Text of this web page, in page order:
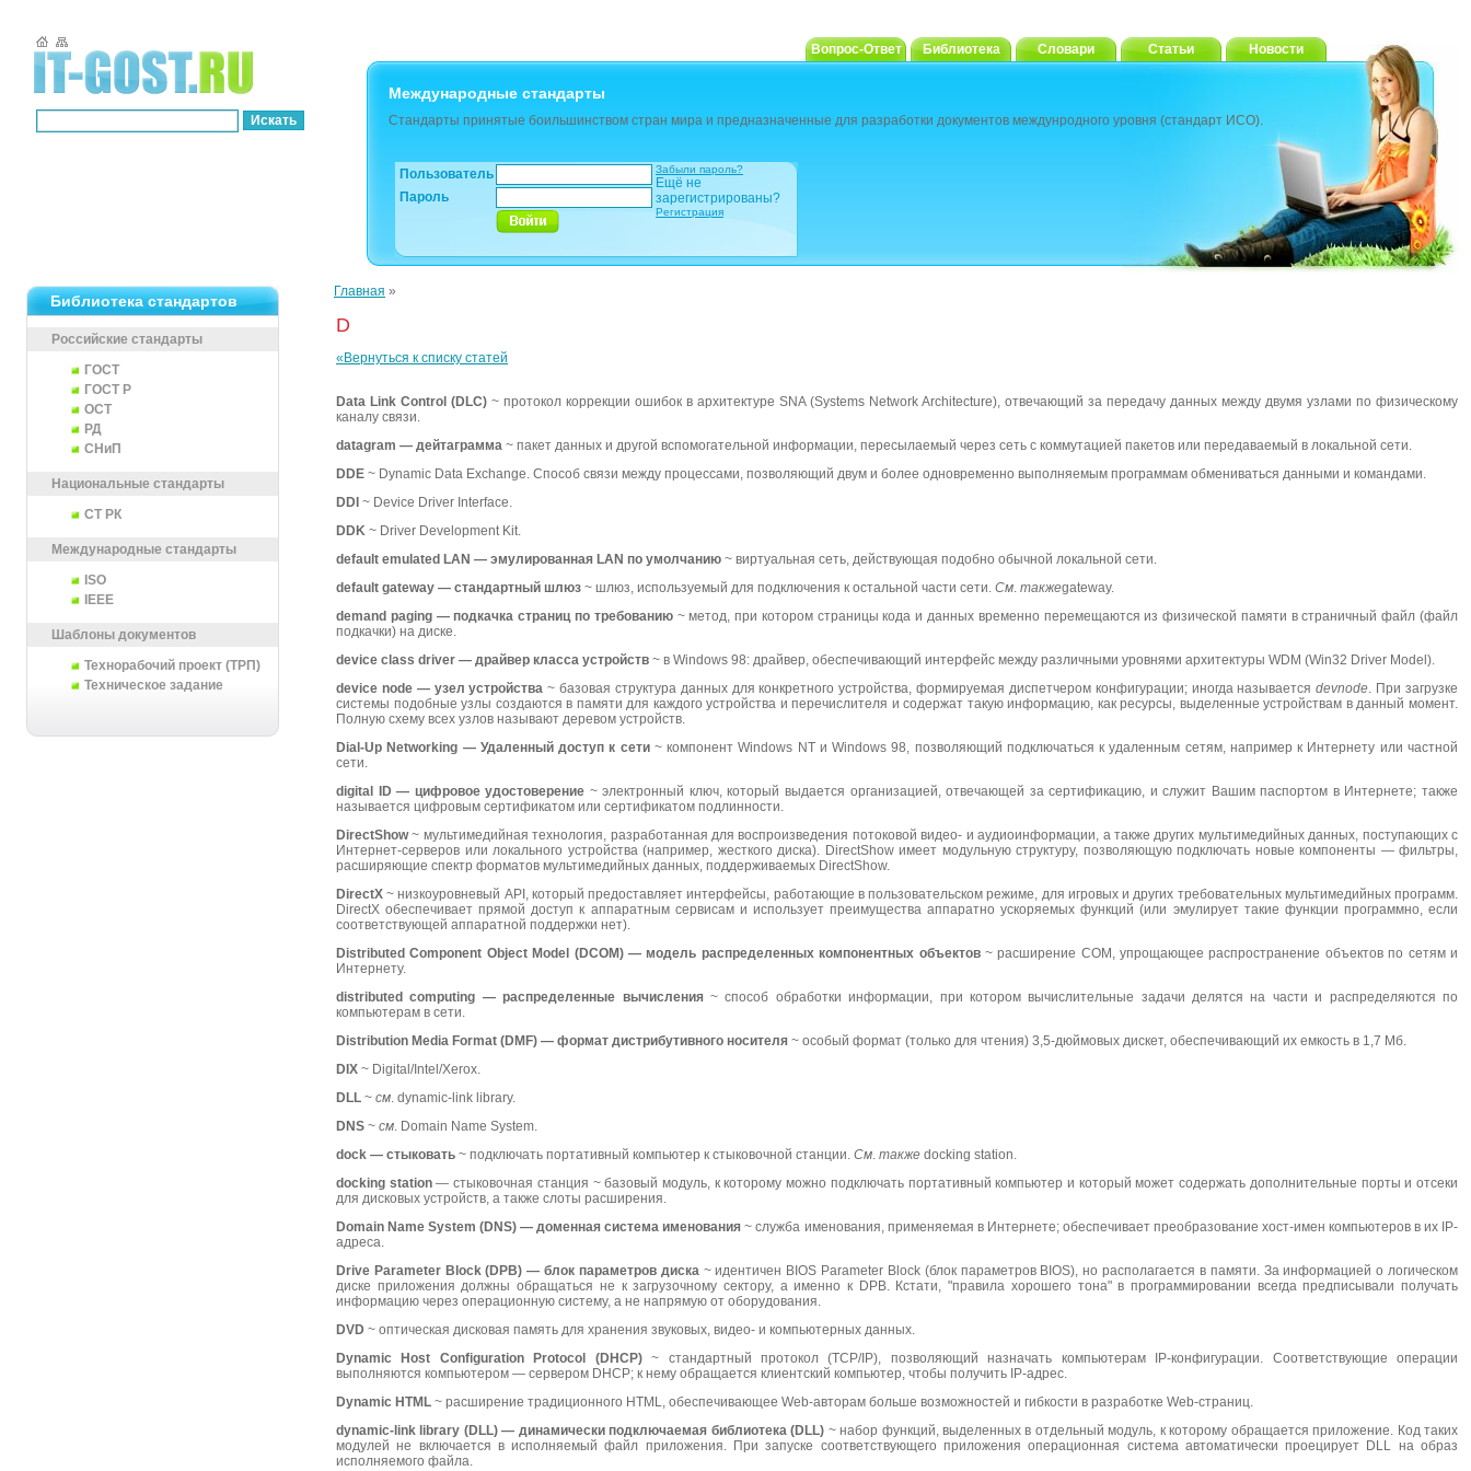
Новости
Статьи
Словари
Библиотека
Вопрос-Ответ
Международные стандарты
Стандарты принятые боильшинством стран мира и предназначенные для разработки документов междунродного уровня (стандарт ИСО).
Пользователь
Пароль
Забыли пароль?
Ещё не
зарегистрированы?
Регистрация
Библиотека стандартов
Российские стандарты
ГОСТ
ГОСТ Р
ОСТ
РД
СНиП
Национальные стандарты
СТ РК
Международные стандарты
ISO
IEEE
Шаблоны документов
Технорабочий проект (ТРП)
Техническое задание
Главная »
D
«Вернуться к списку статей
Data Link Control (DLC) ~ протокол коррекции ошибок в архитектуре SNA (Systems Network Architecture), отвечающий за передачу данных между двумя узлами по физическому
каналу связи.
datagram — дейтаграмма ~ пакет данных и другой вспомогательной информации, пересылаемый через сеть с коммутацией пакетов или передаваемый в локальной сети.
DDE ~ Dynamic Data Exchange. Способ связи между процессами, позволяющий двум и более одновременно выполняемым программам обмениваться данными и командами.
DDI ~ Device Driver Interface.
DDK ~ Driver Development Kit.
default emulated LAN — эмулированная LAN по умолчанию ~ виртуальная сеть, действующая подобно обычной локальной сети.
default gateway — стандартный шлюз ~ шлюз, используемый для подключения к остальной части сети. См. такжеgateway.
demand paging — подкачка страниц по требованию~ метод, при котором страницы кода и данных временно перемещаются из физической памяти в страничный файл (файл
подкачки) на диске.
device class driver — драйвер класса устройств ~ в Windows 98: драйвер, обеспечивающий интерфейс между различными уровнями архитектуры WDM (Win32 Driver Model).
device node — узел устройства ~ базовая структура данных для конкретного устройства, формируемая диспетчером конфигурации; иногда называетсяdevnode. При загрузке
системы подобные узлы создаются в памяти для каждого устройства и перечислителя и содержат такую информацию, как ресурсы, выделенные устройствам в данный момент.
Полную схему всех узлов называют деревом устройств.
Dial-Up Networking — Удаленный доступ к сети~ компонент Windows NT и Windows 98, позволяющий подключаться к удаленным сетям, например к Интернету или частной
сети.
digital
ID — цифровое удостоверение ~ электронный ключ, который выдается организацией, отвечающей за сертификацию, и служит Вашим паспортом в Интернете; также
называется цифровым сертификатом или сертификатом подлинности.
DirectShow~ мультимедийная технология, разработанная для воспроизведения потоковой видео- и аудиоинформации, а также других мультимедийных данных, поступающих с
Интернет-серверов или локального устройства (например, жесткого диска). DirectShow имеет модульную структуру, позволяющую подключать новые компоненты — фильтры,
расширяющие спектр форматов мультимедийных данных, поддерживаемых DirectShow.
DirectX ~ низкоуровневый API, который предоставляет интерфейсы, работающие в пользовательском режиме, для игровых и других требовательных мультимедийных программ.
DirectX обеспечивает прямой доступ к аппаратным сервисам и использует преимущества аппаратно ускоряемых функций (или эмулирует такие функции программно, если
соответствующей аппаратной поддержки нет).
Distributed Component Object Model (DCOM) — модель распределенных компонентных объектов~ расширение COM, упрощающее распространение объектов по сетям и
Интернету.
distributed computing — распределенные вычисления~ способ обработки информации, при котором вычислительные задачи делятся на части и распределяются по
компьютерам в сети.
Distribution Media Format (DMF) — формат дистрибутивного носителя ~ особый формат (только для чтения) 3,5-дюймовых дискет, обеспечивающий их емкость в 1,7 Мб.
DIX ~ Digital/Intel/Xerox.
DLL ~ см. dynamic-link library.
DNS ~ см. Domain Name System.
dock — стыковать ~ подключать портативный компьютер к стыковочной станции. См. также docking station.
docking station— стыковочная станция ~ базовый модуль, к которому можно подключать портативный компьютер и который может содержать дополнительные порты и отсеки
для дисковых устройств, а также слоты расширения.
Domain Name System (DNS) — доменная система именования ~ служба именования, применяемая в Интернете; обеспечивает преобразование хост-имен компьютеров в их IP-
адреса.
Drive Parameter Block (DPB) — блок параметров диска~ идентичен BIOS Parameter Block (блок параметров BIOS), но располагается в памяти. За информацией о логическом
диске приложения должны обращаться не к загрузочному сектору, а именно к DPB. Кстати, "правила хорошего тона" в программировании всегда предписывали получать
информацию через операционную систему, а не напрямую от оборудования.
DVD ~ оптическая дисковая память для хранения звуковых, видео- и компьютерных данных.
Dynamic
Host Configuration Protocol (DHCP)~ стандартный протокол (TCP/IP), позволяющий назначать компьютерам IP-конфигурации. Соответствующие операции
выполняются компьютером — сервером DHCP; к нему обращается клиентский компьютер, чтобы получить IP-адрес.
Dynamic HTML ~ расширение традиционного HTML, обеспечивающее Web-авторам больше возможностей и гибкости в разработке Web-страниц.
dynamic- link library (DLL) — динамически подключаемая библиотека (DLL) ~ набор функций, выделенных в отдельный модуль, к которому обращается приложение. Код таких
модулей не включается в исполняемый файл приложения. При запуске соответствующего приложения операционная система автоматически проецирует DLL на образ
исполняемого файла.